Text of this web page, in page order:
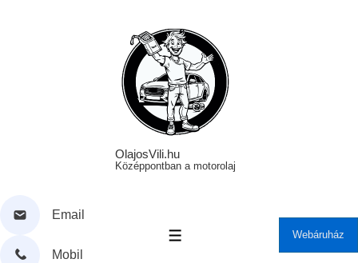
OlajosVili.hu
Középpontban a motorolaj
Email
Mobil
MENÜ Webáruház